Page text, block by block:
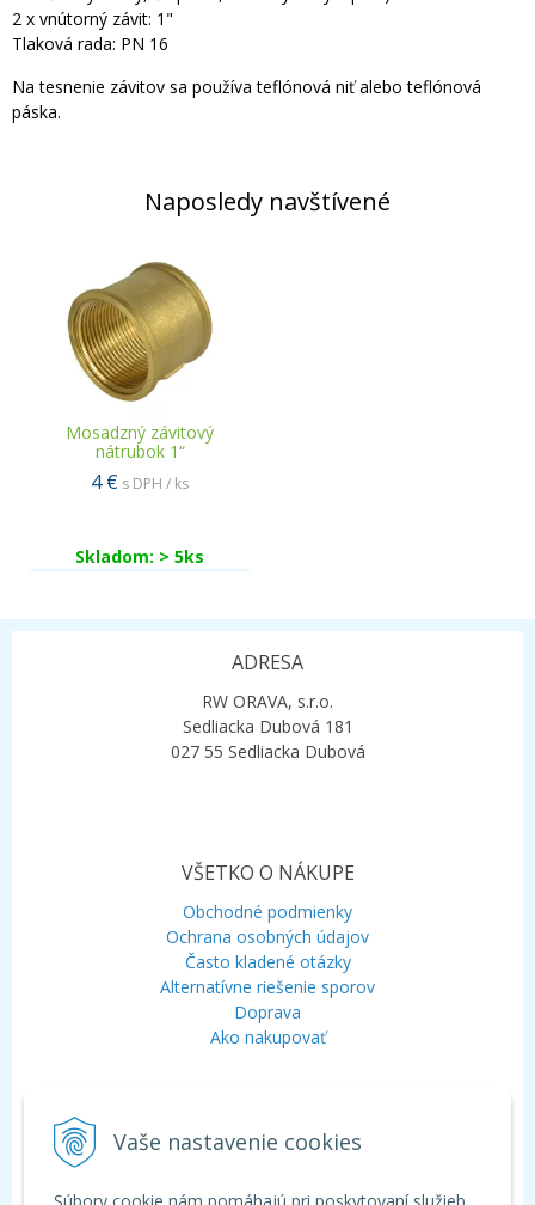
Vaše nastavenie cookies
2 x vnútorný závit: 1"
Tlaková rada: PN 16
Na tesnenie závitov sa používa teflónová niť alebo teflónová
páska.
Naposledy navštívené
Mosadzný závitový
nátrubok 1“
4 € s DPH / ks
Skladom: > 5ks
ADRESA
RW ORAVA, s.r.o.
Sedliacka Dubová 181
027 55 Sedliacka Dubová
VŠETKO O NÁKUPE
Obchodné podmienky
Ochrana osobných údajov
Často kladené otázky
Alternatívne riešenie sporov
Doprava
Ako nakupovať
Mobil:+421 948 120 323
Chat:WhatsApp